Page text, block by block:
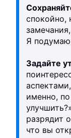
спокойно,
Я
Задайте
именно,
разрядит
что вы